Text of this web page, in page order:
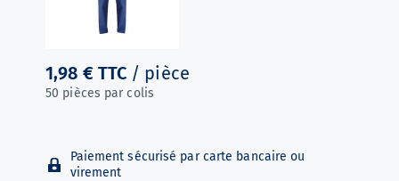
1,98 € TTC / pièce
50 pièces par colis
Paiement sécurisé par carte bancaire ou
virement